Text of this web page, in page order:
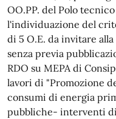
OO.PP. del Polo
l'individuazione del
di 5 O.E. da invitare
senza previa
RDO su MEPA di
lavori di "Promozione
consumi di energia
pubbliche- interventi